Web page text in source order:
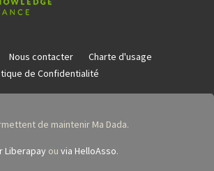
Nous contacter
Charte d'usage
de Confidentialité
de maintenir Ma Dada.
Liberapay ou via HelloAsso.